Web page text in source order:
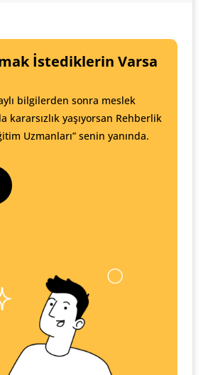
İstediklerin Varsa
bilgilerden sonra meslek
kararsızlık yaşıyorsan Rehberlik
Uzmanları” senin yanında.